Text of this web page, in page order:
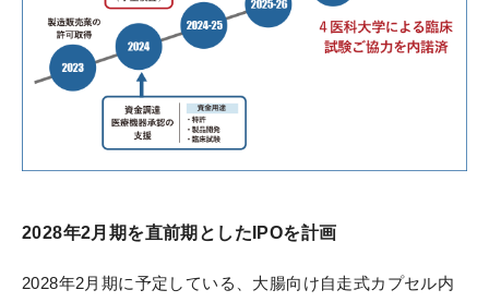
2028年2月期を直前期としたIPOを計画
2028年2月期に予定している、大腸向け自走式カプセル内